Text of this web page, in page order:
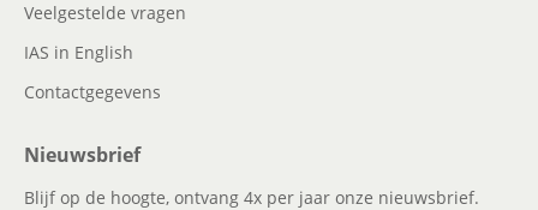
Veelgestelde vragen
IAS in English
Contactgegevens
Nieuwsbrief
Blijf op de hoogte, ontvang 4x per jaar onze nieuwsbrief.